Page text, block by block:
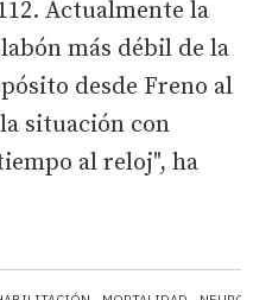
Actualmente la
más débil de la
desde Freno al
situación con
al reloj", ha